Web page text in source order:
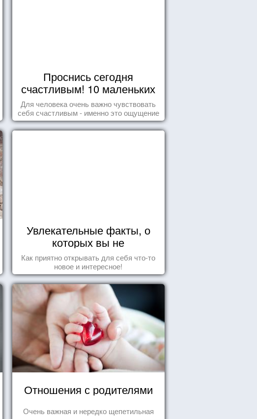
Проснись сегодня
счастливым! 10 маленьких
радостей настоящего
Счастья
Для человека очень важно чувствовать
себя счастливым - именно это ощущение
дарит позитивные эмоции и превращает
каждый день в маленький праздник.
Увлекательные факты, о
которых вы не
догадывались!
Как приятно открывать для себя что-то
новое и интересное!
Отношения с родителями
Очень важная и нередко щепетильная